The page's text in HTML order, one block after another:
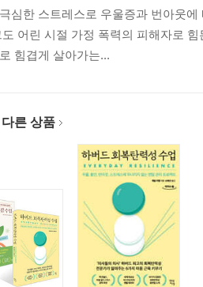
심한 스트레스로 우울증과 번아웃
도 어린 시절 가정 폭력의 피해자로
힘겹게 살아가는...
른 상품